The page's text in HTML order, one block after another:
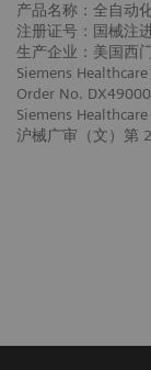
产品名称：全自动
注册证号：国械注
生产企业：美
Siemens
Order No.
Siemens
沪械广审（文）第